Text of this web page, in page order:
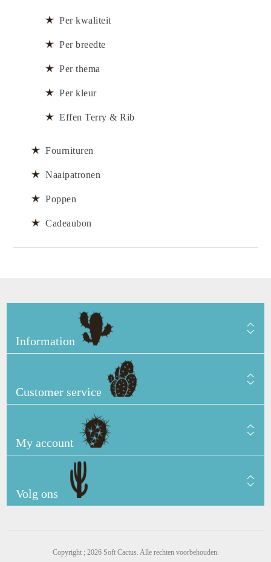
Per kwaliteit
Per breedte
Per thema
Per kleur
Effen Terry & Rib
Fournituren
Naaipatronen
Poppen
Cadeaubon
Information
Customer service
My account
Volg ons
Copyright ; 2026 Soft Cactus. Alle rechten voorbehouden.